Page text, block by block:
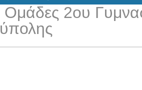
Ομάδες 2ου